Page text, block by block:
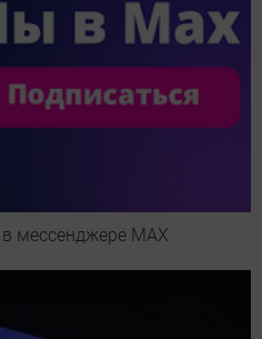
мессенджере МАХ